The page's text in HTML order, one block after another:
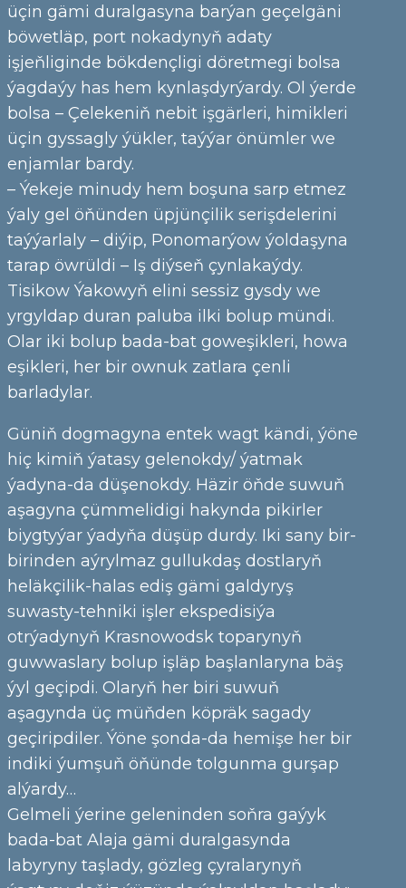
üçin gämi duralgasyna barýan geçelgäni
böwetläp, port nokadynyň adaty
işjeňliginde bökdençligi döretmegi bolsa
ýagdaýy has hem kynlaşdyrýardy. Ol ýerde
bolsa – Çelekeniň nebit işgärleri, himikleri
üçin gyssagly ýükler, taýýar önümler we
enjamlar bardy.
– Ýekeje minudy hem boşuna sarp etmez
ýaly gel öňünden üpjünçilik serişdelerini
taýýarlaly – diýip, Ponomarýow ýoldaşyna
tarap öwrüldi – Iş diýseň çynlakaýdy.
Tisikow Ýakowyň elini sessiz gysdy we
yrgyldap duran paluba ilki bolup mündi.
Olar iki bolup bada-bat goweşikleri, howa
eşikleri, her bir ownuk zatlara çenli
barladylar.
Güniň dogmagyna entek wagt kändi, ýöne
hiç kimiň ýatasy gelenokdy/ ýatmak
ýadyna-da düşenokdy. Häzir öňde suwuň
aşagyna çümmelidigi hakynda pikirler
biygtyýar ýadyňa düşüp durdy. Iki sany bir-
birinden aýrylmaz gullukdaş dostlaryň
heläkçilik-halas ediş gämi galdyryş
suwasty-tehniki işler ekspedisiýa
otrýadynyň Krasnowodsk toparynyň
guwwaslary bolup işläp başlanlaryna bäş
ýyl geçipdi. Olaryň her biri suwuň
aşagynda üç müňden köpräk sagady
geçiripdiler. Ýöne şonda-da hemişe her bir
indiki ýumşuň öňünde tolgunma gurşap
alýardy…
Gelmeli ýerine geleninden soňra gaýyk
bada-bat Alaja gämi duralgasynda
labyryny taşlady, gözleg çyralarynyň